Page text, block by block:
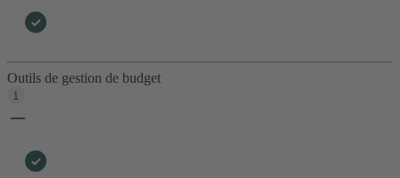
Outils de gestion de budget